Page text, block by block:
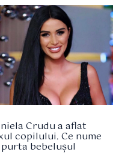
Crudu a aflat
copilului. Ce nume
bebelușul